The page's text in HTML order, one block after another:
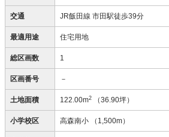
交通 JR飯田線 市田駅徒歩39分
最適用途 住宅用地
総区画数 1
区画番号 －
土地面積 122.00m2 （36.90坪）
小学校区 高森南小 （1,500m）